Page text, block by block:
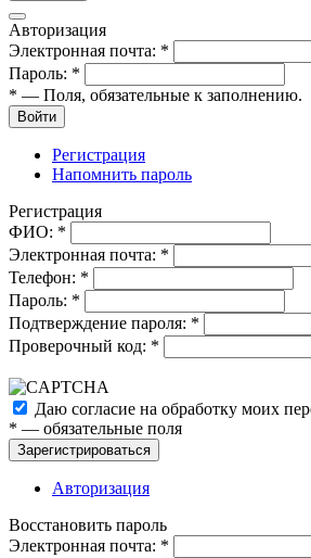
Авторизация
Электронная почта: *
Пароль: *
* — Поля, обязательные к заполнению.
Войти
Регистрация
Напомнить пароль
Регистрация
ФИО: *
Электронная почта: *
Телефон: *
Пароль: *
Подтверждение пароля: *
Проверочный код: *
Даю согласие на обработку моих
* — обязательные поля
Зарегистрироваться
Авторизация
Восстановить пароль
Электронная почта: *